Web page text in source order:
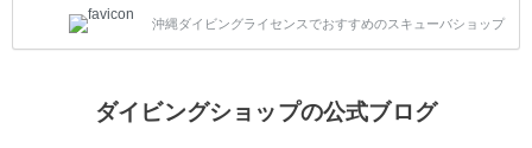
グスポットを紹介します。 当スクールは、沖縄本島で
は北谷町、嘉手納町、読谷村、恩納村、名護市、本部
案内しております。 ダイビングライセンスをお持ちの
沖縄ダイビングライセンスでおすすめのスキューバショップ
ダイビングショップの公式ブログ